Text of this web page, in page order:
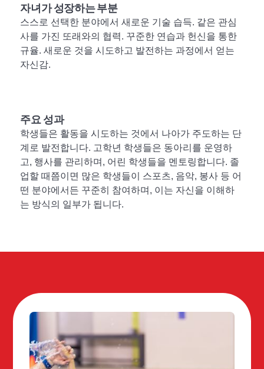
자녀가 성장하는 부분
스스로 선택한 분야에서 새로운 기술 습득. 같은 관심
사를 가진 또래와의 협력. 꾸준한 연습과 헌신을 통한
규율. 새로운 것을 시도하고 발전하는 과정에서 얻는
자신감.
주요 성과
학생들은 활동을 시도하는 것에서 나아가 주도하는 단
계로 발전합니다. 고학년 학생들은 동아리를 운영하
고, 행사를 관리하며, 어린 학생들을 멘토링합니다. 졸
업할 때쯤이면 많은 학생들이 스포츠, 음악, 봉사 등 어
떤 분야에서든 꾸준히 참여하며, 이는 자신을 이해하
는 방식의 일부가 됩니다.